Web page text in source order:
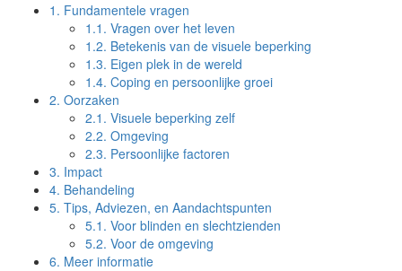
1. Fundamentele vragen
1.1. Vragen over het leven
1.2. Betekenis van de visuele beperking
1.3. Eigen plek in de wereld
1.4. Coping en persoonlijke groei
2. Oorzaken
2.1. Visuele beperking zelf
2.2. Omgeving
2.3. Persoonlijke factoren
3. Impact
4. Behandeling
5. Tips, Adviezen, en Aandachtspunten
5.1. Voor blinden en slechtzienden
5.2. Voor de omgeving
6. Meer informatie